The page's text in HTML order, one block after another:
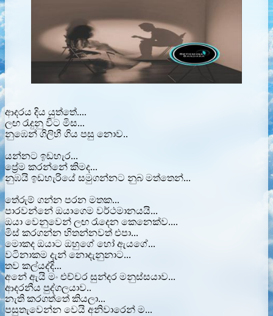
ආදරය දිය යුත්තේ....
ලඟ රැදුනු විට මිස...
නුඹෙන් ගිලිහී ගිය පසු නොව..
යන්නට ඉඩහැර...
ප්‍රේම කරන්නේ කිමද...
නුඹයි ඉඩහැරියේ සමුගන්නට නුබ මත්තෙන්...
තේරුම් ගන්න පරන මතක...
පාරවන්නේ ඔයාගෙම වර්ථමානයයි...
ඔයා වෙනුවෙන් ලඟ රැදෙන කෙනෙක්ව....
මිස් කරගන්න හිතන්නවත් එපා...
මොකද ඔයාට ඔහුගේ හෝ ඇයගේ...
වටිනාකම දැන් නොදැනුනාට...
තව කල්යද්දි...
අනේ ඇයි මං එච්චර සුන්දර මනුස්සයාව...
ආදරනීය පුද්ගලයාව..
නැති කරගත්තේ කියලා...
පසුතැවෙන්න වෙයි අනිවාරෙන් ම...